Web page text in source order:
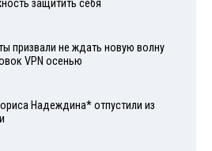
защитить себя
призвали не ждать новую волну
VPN осенью
Надеждина* отпустили из